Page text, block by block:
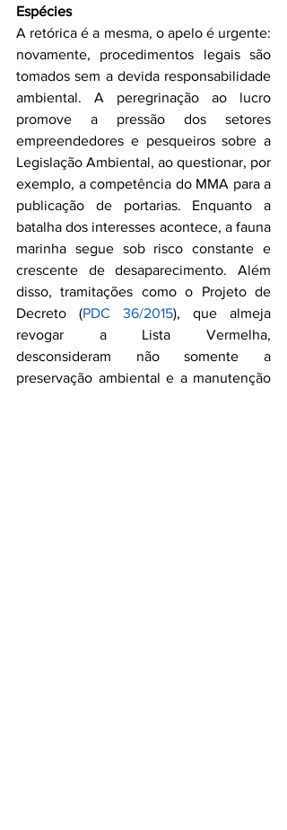
Espécies
A retórica é a mesma, o apelo é urgente:
novamente, procedimentos legais são
tomados sem a devida responsabilidade
ambiental. A peregrinação ao lucro
promove a pressão dos setores
empreendedores e pesqueiros sobre a
Legislação Ambiental, ao questionar, por
exemplo, a competência do MMA para a
publicação de portarias. Enquanto a
batalha dos interesses acontece, a fauna
marinha segue sob risco constante e
crescente de desaparecimento. Além
disso, tramitações como o Projeto de
Decreto (PDC 36/2015), que almeja
revogar a Lista Vermelha,
desconsideram não somente a
preservação ambiental e a manutenção